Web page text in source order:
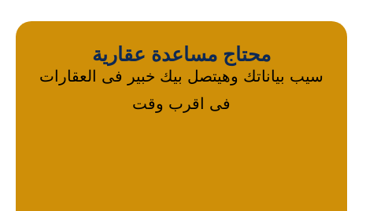
محتاج مساعدة عقارية
سيب بياناتك وهيتصل بيك خبير فى العقارات
فى اقرب وقت